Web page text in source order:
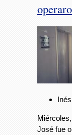
José fue